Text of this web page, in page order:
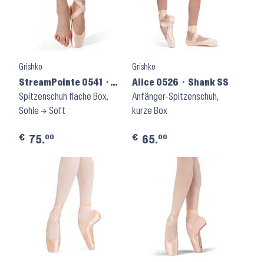
Grishko
StreamPointe 0541 ⬝
Shank S
Spitzenschuh flache Box,
Sohle → Soft
€ 75.00
Grishko
Alice 0526 ⬝ Shank SS
Anfänger-Spitzenschuh,
kurze Box
€ 65.00